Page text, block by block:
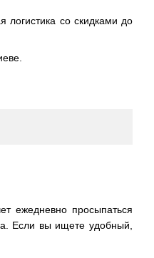
со скидками до
ежедневно просыпаться
Если вы ищете удобный,